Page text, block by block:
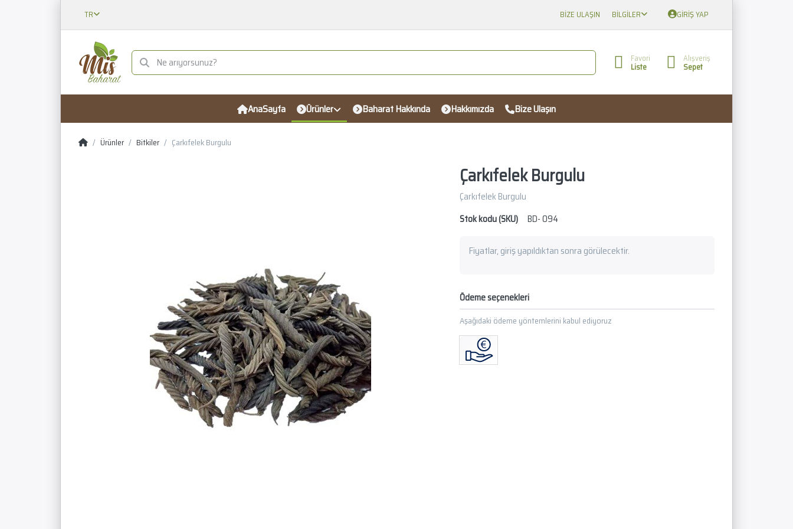
TR BIZE ULAŞIN BILGILER GIRIŞ YAP
Favori
Liste
Alışveriş
Sepet
AnaSayfa Ürünler Baharat Hakkında Hakkımızda Bize Ulaşın
Ürünler Bitkiler Çarkıfelek Burgulu
Çarkıfelek Burgulu
Çarkıfelek Burgulu
Stok kodu (SKU)
BD- 094
Fiyatlar, giriş yapıldıktan sonra görülecektir.
Ödeme seçenekleri
Aşağıdaki ödeme yöntemlerini kabul ediyoruz